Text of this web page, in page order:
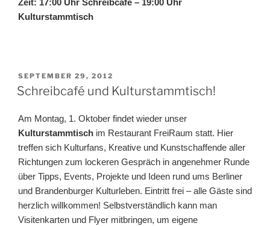
Zeit: 17:00 Uhr Schreibcafé – 19:00 Uhr
Kulturstammtisch
VERÖFFENTLICHT
AM
SEPTEMBER 29, 2012
Schreibcafé und Kulturstammtisch!
Am Montag, 1. Oktober findet wieder unser
Kulturstammtisch im Restaurant FreiRaum statt. Hier
treffen sich Kulturfans, Kreative und Kunstschaffende aller
Richtungen zum lockeren Gespräch in angenehmer Runde
über Tipps, Events, Projekte und Ideen rund ums Berliner
und Brandenburger Kulturleben. Eintritt frei – alle Gäste sind
herzlich willkommen! Selbstverständlich kann man
Visitenkarten und Flyer mitbringen, um eigene